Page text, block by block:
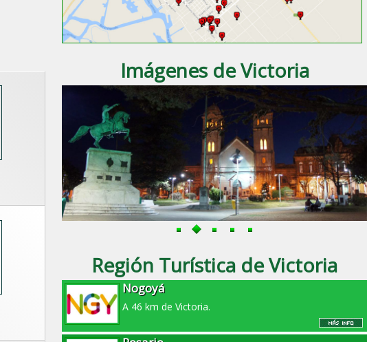
en la ciudad de Victoria , Entre Ríos.
Imágenes de Victoria
Región Turística de Victoria
Nogoyá
A 46 km de Victoria.